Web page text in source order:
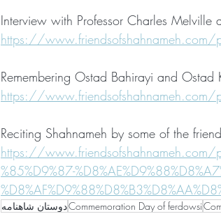
Interview with Professor Charles Melville
https://www.friendsofshahnameh.com/
Remembering Ostad Bahirayi and
https://www.friendsofshahnameh.com/
Reciting Shahnameh by some of the
https://www.friendsofshahnameh.com/
%85%D9%87-
دوستان شاهنامهCommemoration Day of ferdowsi